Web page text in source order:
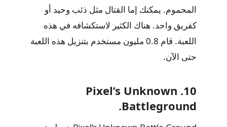
المحموم. يمكنك إما القتال مثل ذئب وحيد أو
كفريق واحد. هناك الكثير لاستكشافه في هذه
اللعبة. قام 0.8 مليون مستخدم بتنزيل هذه اللعبة
حتى الآن.
10. Pixel’s Unknown
Battleground.